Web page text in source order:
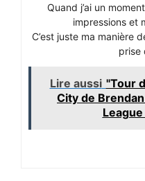
Quand j’ai un
impressions et
C’est juste ma manière
prise
Lire aussi "Tour
City de